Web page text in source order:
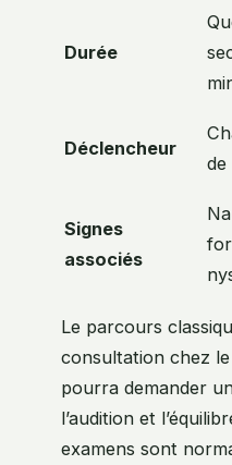
Durée
Déclencheur
de
Signes
associés
Le parcours
consultation chez
pourra demander
l’audition et
examens sont